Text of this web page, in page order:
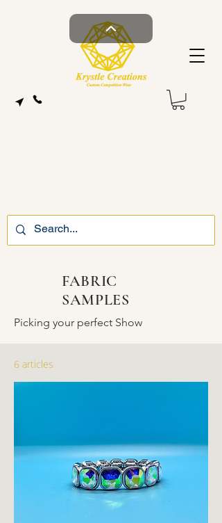
FABRIC
SAMPLES
Picking your perfect Show
6 articles